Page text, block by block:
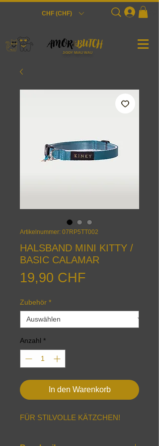
CHF (CHF) Login
JiGGY MiAU WAU
Artikelnummer: 07RP5TT002
HALSBAND MINI KITTY /
BASIC CALAMAR
19,90 CHF
Zubehör *
Anzahl *
In den Warenkorb
FÜR STILVOLLE KÄTZCHEN!